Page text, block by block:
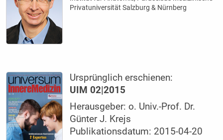
Privatuniversität Salzburg & Nürnberg
Ursprünglich erschienen:
UIM 02|2015
Herausgeber: o. Univ.-Prof. Dr.
Günter J. Krejs
Publikationsdatum: 2015-04-20